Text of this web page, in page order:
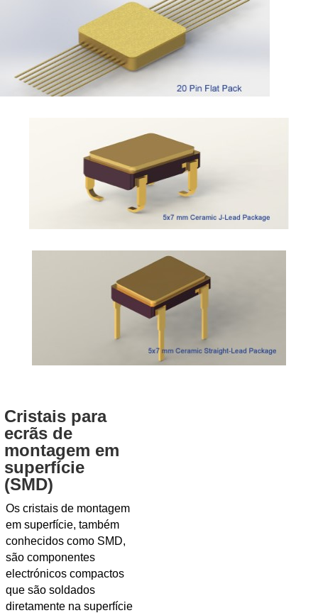
Cristais para
ecrãs de
montagem em
superfície
(SMD)
Os cristais de montagem
em superfície, também
conhecidos como SMD,
são componentes
electrónicos compactos
que são soldados
diretamente na superfície